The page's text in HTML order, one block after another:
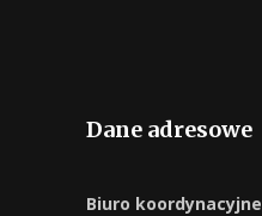
Dane adresowe
Biuro koordynacyjne